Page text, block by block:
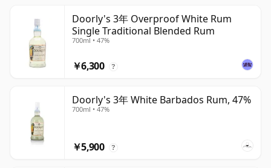
Doorly's 3年 Overproof White Rum
Single Traditional Blended Rum
700ml • 47%
￥6,300 ?
Doorly's 3年 White Barbados Rum, 47%
700ml • 47%
￥5,900 ?